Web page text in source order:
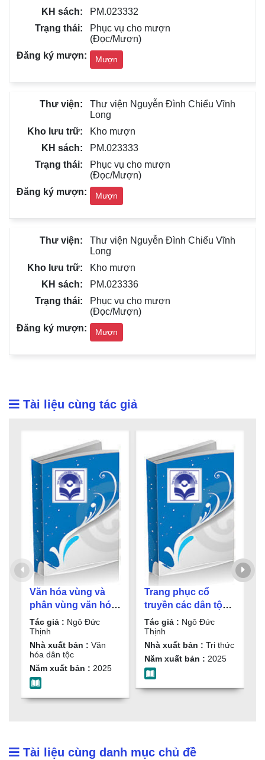
PM.023332
Phục vụ cho mượn
(Đọc/Mượn)
Mượn
Thư viện Nguyễn Đình Chiểu Vĩnh
Long
Kho mượn
PM.023333
Phục vụ cho mượn
(Đọc/Mượn)
Mượn
Thư viện Nguyễn Đình Chiểu Vĩnh
Long
Kho mượn
PM.023336
Phục vụ cho mượn
(Đọc/Mượn)
Mượn
Tài liệu cùng tác giả
Văn hóa vùng và
phân vùng văn hóa
ở Việt Nam / Ngô
Đức Thịnh
Tác giả : Ngô Đức
Thịnh
Nhà xuất bản : Văn
hóa dân tộc
Năm xuất bản : 2025
Trang phục cổ
truyền các dân tộc
Việt Nam / Ngô Đức
Thịnh
Tác giả : Ngô Đức
Thịnh
Nhà xuất bản : Tri thức
Năm xuất bản : 2025
Tài liệu cùng danh mục chủ đề